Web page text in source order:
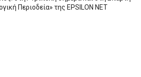
Περιοδεία» της EPSILON NET